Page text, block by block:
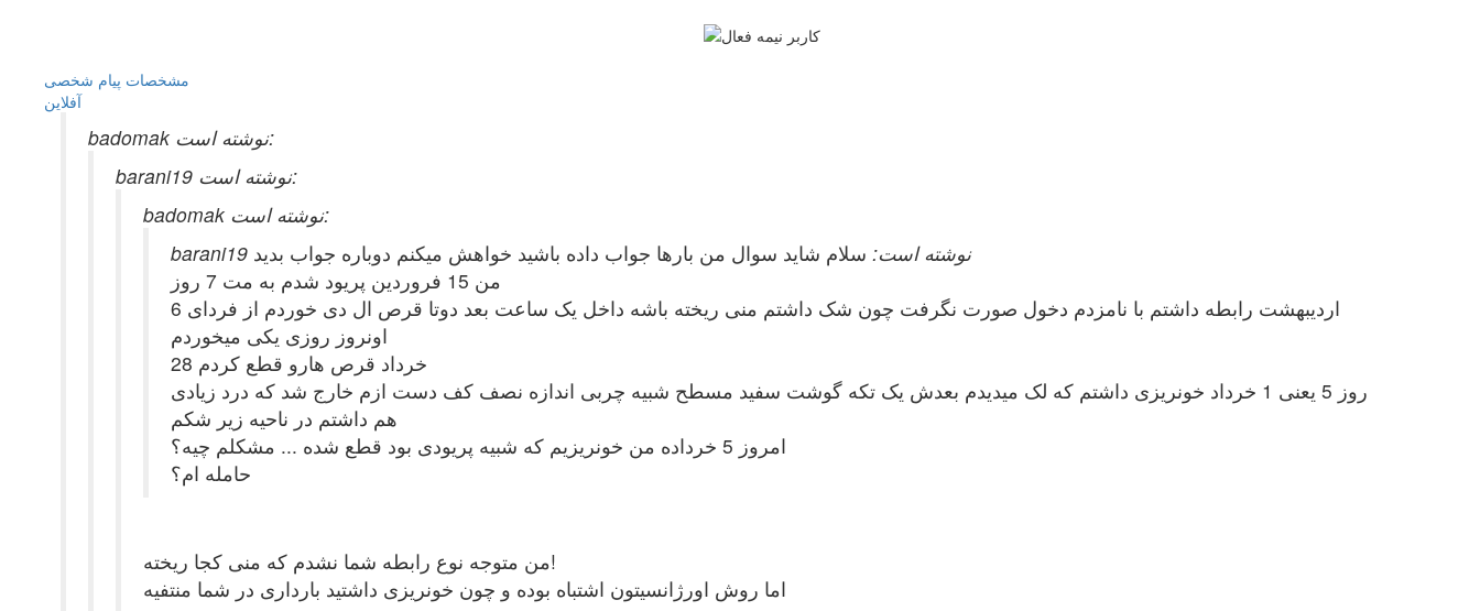
مشخصات پیام شخصی
آفلاين
badomak نوشته است:
barani19 نوشته است:
badomak نوشته است:
barani19 نوشته است: سلام شاید سوال من بارها جواب داده باشید خواهش میکنم دوباره جواب بدید
من 15 فروردین پریود شدم به مت 7 روز
6 اردیبهشت رابطه داشتم با نامزدم دخول صورت نگرفت چون شک داشتم منی ریخته باشه داخل یک ساعت بعد دوتا قرص ال دی خوردم از فردای
اونروز روزی یکی میخوردم
28 خرداد قرص هارو قطع کردم
روز 5 یعنی 1 خرداد خونریزی داشتم که لک میدیدم بعدش یک تکه گوشت سفید مسطح شبیه چربی اندازه نصف کف دست ازم خارج شد که درد زیادی
هم داشتم در ناحیه زیر شکم
امروز 5 خرداده من خونریزیم که شبیه پریودی بود قطع شده ... مشکلم چیه؟
حامله ام؟
من متوجه نوع رابطه شما نشدم که منی کجا ریخته!
اما روش اورژانسیتون اشتباه بوده و چون خونریزی داشتید بارداری در شما منتفیه